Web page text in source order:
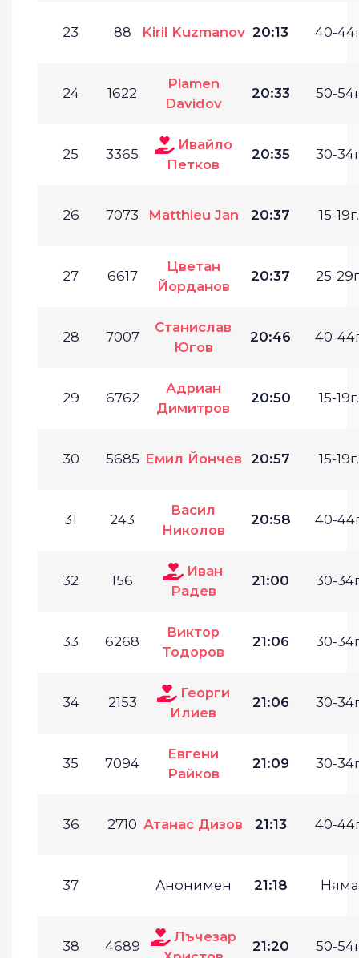
23 88 Kiril Kuzmanov 20:13 40-
24 1622
Plamen
Davidov
20:33 50-
25 3365
Ивайло
Петков
20:35 30-
26 7073 Matthieu Jan 20:37 15-19г.
27 6617
Цветан
Йорданов
20:37 25-
28 7007
Станислав
Югов
20:46 40-
29 6762
Адриан
Димитров
20:50 15-19г.
30 5685 Емил Йончев 20:57 15-19г.
31 243
Васил
Николов
20:58 40-
32 156
Иван
Радев
21:00 30-
33 6268
Виктор
Тодоров
21:06 30-
34 2153
Георги
Илиев
21:06 30-
35 7094
Евгени
Райков
21:09 30-
36 2710 Атанас Дизов 21:13 40-
37 Анонимен 21:18 Няма
38 4689
Лъчезар
21:20 50-